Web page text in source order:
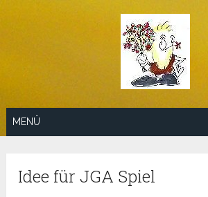
MENÜ
Idee für JGA Spiel